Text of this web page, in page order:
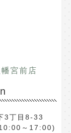
宮前店
3丁目8-33
～17:00)